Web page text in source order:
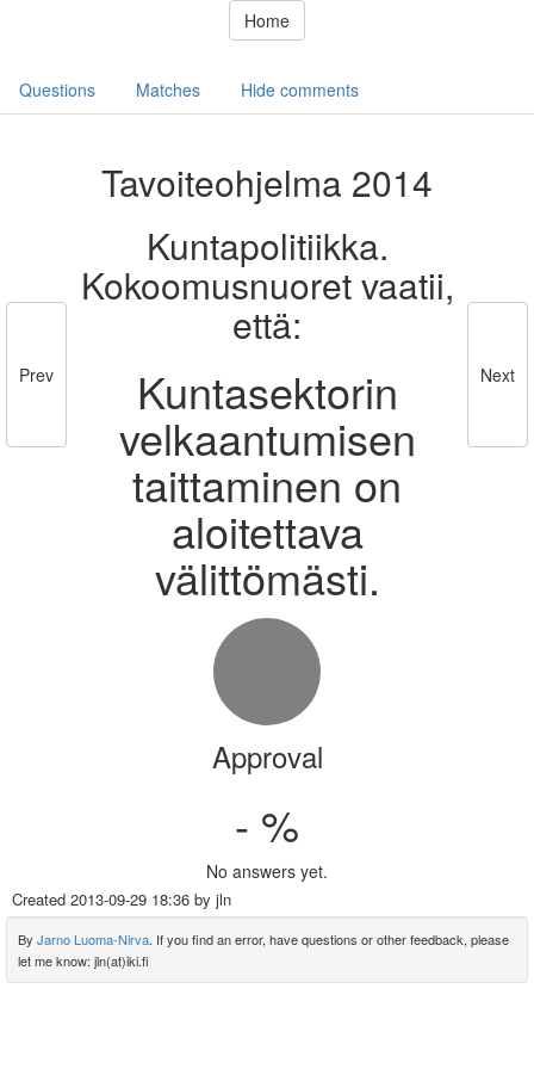
Home
Questions Matches Hide comments
Prev
Tavoiteohjelma 2014
Kuntapolitiikka.
Kokoomusnuoret vaatii,
että:
Kuntasektorin
velkaantumisen
taittaminen on
aloitettava
välittömästi.
Next
Approval
- %
No answers yet.
Created 2013-09-29 18:36 by jln
By Jarno Luoma-Nirva. If you find an error, have questions or other feedback, please
let me know: jln(at)iki.fi